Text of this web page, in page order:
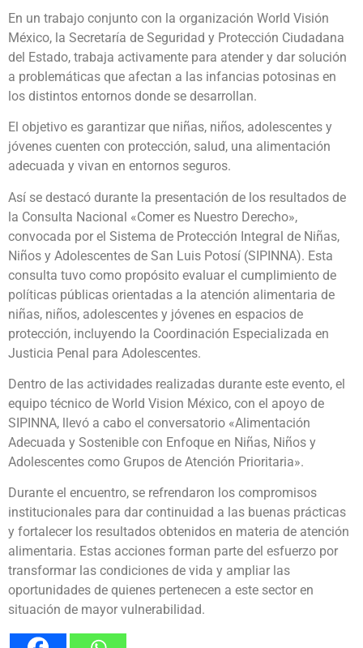
En un trabajo conjunto con la organización World Visión
México, la Secretaría de Seguridad y Protección Ciudadana
del Estado, trabaja activamente para atender y dar solución
a problemáticas que afectan a las infancias potosinas en
los distintos entornos donde se desarrollan.
El objetivo es garantizar que niñas, niños, adolescentes y
jóvenes cuenten con protección, salud, una alimentación
adecuada y vivan en entornos seguros.
Así se destacó durante la presentación de los resultados de
la Consulta Nacional «Comer es Nuestro Derecho»,
convocada por el Sistema de Protección Integral de Niñas,
Niños y Adolescentes de San Luis Potosí (SIPINNA). Esta
consulta tuvo como propósito evaluar el cumplimiento de
políticas públicas orientadas a la atención alimentaria de
niñas, niños, adolescentes y jóvenes en espacios de
protección, incluyendo la Coordinación Especializada en
Justicia Penal para Adolescentes.
Dentro de las actividades realizadas durante este evento, el
equipo técnico de World Vision México, con el apoyo de
SIPINNA, llevó a cabo el conversatorio «Alimentación
Adecuada y Sostenible con Enfoque en Niñas, Niños y
Adolescentes como Grupos de Atención Prioritaria».
Durante el encuentro, se refrendaron los compromisos
institucionales para dar continuidad a las buenas prácticas
y fortalecer los resultados obtenidos en materia de atención
alimentaria. Estas acciones forman parte del esfuerzo por
transformar las condiciones de vida y ampliar las
oportunidades de quienes pertenecen a este sector en
situación de mayor vulnerabilidad.